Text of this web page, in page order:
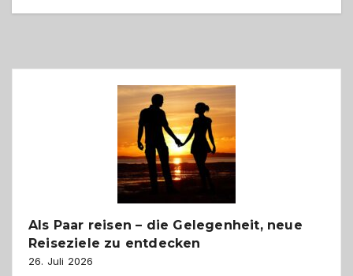
Als Paar reisen – die Gelegenheit, neue
Reiseziele zu entdecken
26. Juli 2026